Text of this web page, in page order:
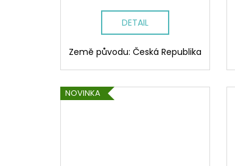
DETAIL
Země původu: Česká Republika
NOVINKA